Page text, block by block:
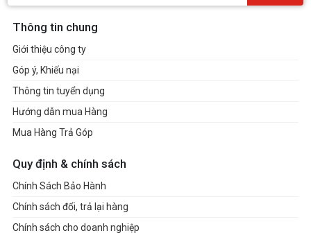
Thông tin chung
Giới thiệu công ty
Góp ý, Khiếu nại
Thông tin tuyển dụng
Hướng dẫn mua Hàng
Mua Hàng Trả Góp
Quy định & chính sách
Chính Sách Bảo Hành
Chính sách đổi, trả lại hàng
Chính sách cho doanh nghiệp